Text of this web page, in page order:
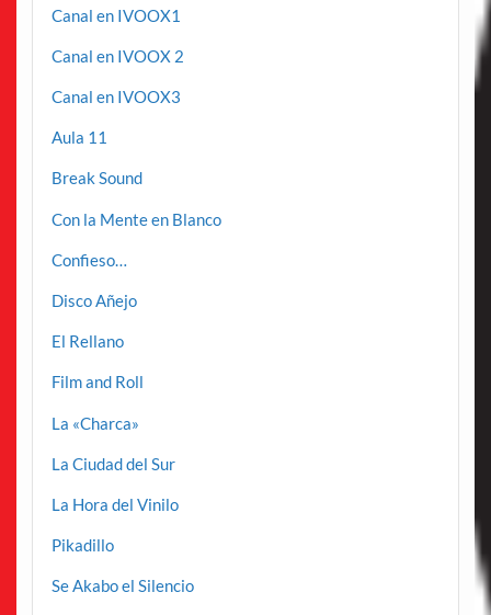
Canal en IVOOX1
Canal en IVOOX 2
Canal en IVOOX3
Aula 11
Break Sound
Con la Mente en Blanco
Confieso…
Disco Añejo
El Rellano
Film and Roll
La «Charca»
La Ciudad del Sur
La Hora del Vinilo
Pikadillo
Se Akabo el Silencio